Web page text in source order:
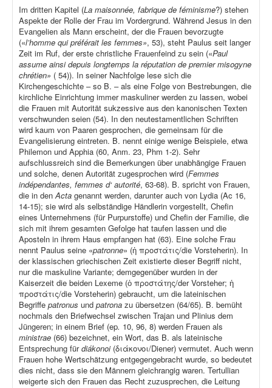
Im dritten Kapitel (La maisonnée, fabrique de féminisme?) stehen
Aspekte der Rolle der Frau im Vordergrund. Während Jesus in den
Evangelien als Mann erscheint, der die Frauen bevorzugte
(«l’homme qui préférait les femmes», 53), steht Paulus seit langer
Zeit im Ruf, der erste christliche Frauenfeind zu sein («Paul
assume ainsi depuis longtemps la réputation de premier misogyne
chrétien» ( 54)). In seiner Nachfolge lese sich die
Kirchengeschichte – so B. – als eine Folge von Bestrebungen, die
kirchliche Einrichtung immer maskuliner werden zu lassen, wobei
die Frauen mit Autorität sukzessive aus den kanonischen Texten
verschwunden seien (54). In den neutestamentlichen Schriften
wird kaum von Paaren gesprochen, die gemeinsam für die
Evangelisierung eintreten. B. nennt einige wenige Beispiele, etwa
Philemon und Apphia (60, Anm. 23, Phm 1-2). Sehr
aufschlussreich sind die Bemerkungen über unabhängige Frauen
und solche, denen Autorität zugesprochen wird (Femmes
indépendantes, femmes d‘ autorité, 63-68). B. spricht von Frauen,
die in denActa genannt werden, darunter auch von Lydia (Ac 16,
14-15); sie wird als selbständige Händlerin vorgestellt, Chefin
eines Unternehmens (für Purpurstoffe) und Chefin der Familie, die
sich mit ihrem gesamten Gefolge hat taufen lassen und die
Aposteln in ihrem Haus empfangen hat (63). Eine solche Frau
nennt Paulus seine «patronne» (ἡ προστάτις/die Vorsteherin). In
der klassischen griechischen Zeit existierte dieser Begriff nicht,
nur die maskuline Variante; demgegenüber wurden in der
Kaiserzeit die beiden Lexeme (ὁ προστάτης/der Vorsteher; ἡ
προστάτις/die Vorsteherin) gebraucht, um die lateinischen
Begriffe patronus und patrona zu übersetzen (64/65). B. bemüht
nochmals den Briefwechsel zwischen Trajan und Plinius dem
Jüngeren; in einem Brief (ep. 10, 96, 8) werden Frauen als
ministrae (66) bezeichnet, ein Wort, das B. als lateinische
Entsprechung fürdiákonoi (διάκονοι/Diener) vermutet. Auch wenn
Frauen hohe Wertschätzung entgegengebracht wurde, so bedeutet
dies nicht, dass sie den Männern gleichrangig waren. Tertullian
weigerte sich den Frauen das Recht zuzusprechen, die Leitung